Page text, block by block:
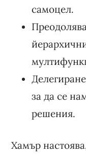
самоцел.
за да се
решения.
Хамър